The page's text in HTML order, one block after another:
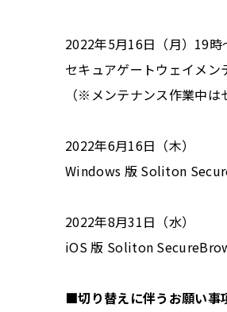
2022年5月16日（月）19時
セキュアゲートウェイメン
（※メンテナンス作業中は
2022年6月16日（木）
Windows 版 Soliton
2022年8月31日（水）
iOS 版 Soliton
■切り替えに伴うお願い事